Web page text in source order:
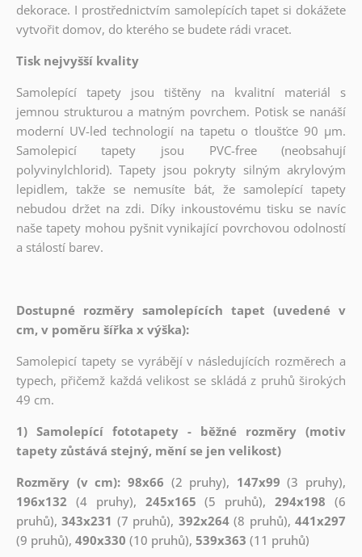
dekorace. I prostřednictvím samolepících tapet si dokážete
vytvořit domov, do kterého se budete rádi vracet.
Tisk nejvyšší kvality
Samolepící tapety jsou tištěny na kvalitní materiál s
jemnou strukturou a matným povrchem. Potisk se nanáší
moderní UV-led technologií na tapetu o tloušťce 90 µm.
Samolepicí tapety jsou PVC-free (neobsahují
polyvinylchlorid). Tapety jsou pokryty silným akrylovým
lepidlem, takže se nemusíte bát, že samolepící tapety
nebudou držet na zdi. Díky inkoustovému tisku se navíc
naše tapety mohou pyšnit vynikající povrchovou odolností
a stálostí barev.
Dostupné rozměry samolepících tapet (uvedené v
cm, v poměru šířka x výška):
Samolepicí tapety se vyrábějí v následujících rozměrech a
typech, přičemž každá velikost se skládá z pruhů širokých
49 cm.
1) Samolepící fototapety - běžné rozměry (motiv
tapety zůstává stejný, mění se jen velikost)
Rozměry (v cm): 98x66 (2 pruhy), 147x99 (3 pruhy),
196x132 (4 pruhy), 245x165 (5 pruhů),294x198 (6
pruhů),343x231 (7 pruhů), 392x264(8 pruhů),441x297
(9 pruhů), 490x330 (10 pruhů), 539x363 (11 pruhů)